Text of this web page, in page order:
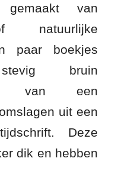
gemaakt van
natuurlijke
paar boekjes
bruin
van een
uit een
Deze
dik en hebben